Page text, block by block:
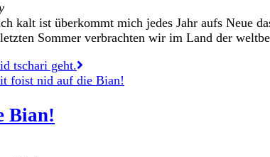
kalt ist überkommt mich jedes Jahr aufs Neue
Sommer verbrachten wir im Land der
tschari geht.
Bian!